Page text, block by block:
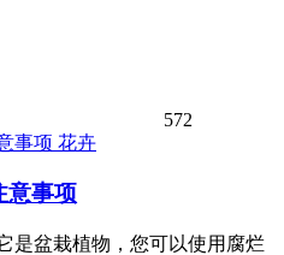
572
花卉
意事项
是盆栽植物，您可以使用腐烂